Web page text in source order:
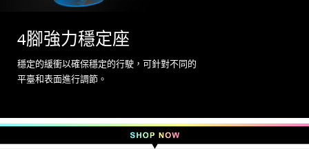
4腳強力穩定座
穩定的緩衝以確保穩定的行駛，可針對不同的
平臺和表面進行調節。